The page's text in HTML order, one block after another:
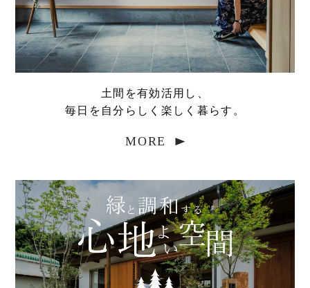
土間を有効活用し、
毎日を自分らしく楽しく暮らす。